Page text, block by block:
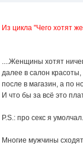
Из цикла "Чего хотят
....Женщины хотят
далее в салон красоты,
после в магазин, а по
И что бы за всё это
P.S.: про секс я
Многие мужчины